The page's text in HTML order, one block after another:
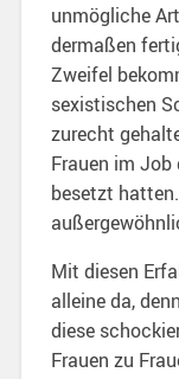
unmögliche
dermaßen
Zweifel
sexistischen
zurecht
Frauen im
besetzt
Mit diesen
alleine da,
diese
Frauen zu